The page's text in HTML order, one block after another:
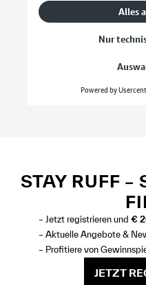
STAY RUFF –
– Jetzt registrieren und €
– Aktuelle Angebote &
– Profitiere von
JETZT